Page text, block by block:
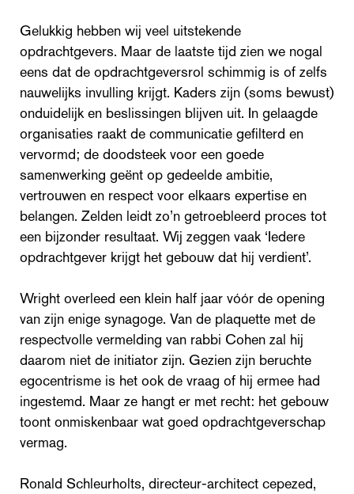
Gelukkig hebben wij veel uitstekende
opdrachtgevers. Maar de laatste tijd zien we nogal
eens dat de opdrachtgeversrol schimmig is of zelfs
nauwelijks invulling krijgt. Kaders zijn (soms bewust)
onduidelijk en beslissingen blijven uit. In gelaagde
organisaties raakt de communicatie gefilterd en
vervormd; de doodsteek voor een goede
samenwerking geënt op gedeelde ambitie,
vertrouwen en respect voor elkaars expertise en
belangen. Zelden leidt zo’n getroebleerd proces tot
een bijzonder resultaat. Wij zeggen vaak ‘Iedere
opdrachtgever krijgt het gebouw dat hij verdient’.
Wright overleed een klein half jaar vóór de opening
van zijn enige synagoge. Van de plaquette met de
respectvolle vermelding van rabbi Cohen zal hij
daarom niet de initiator zijn. Gezien zijn beruchte
egocentrisme is het ook de vraag of hij ermee had
ingestemd. Maar ze hangt er met recht: het gebouw
toont onmiskenbaar wat goed opdrachtgeverschap
vermag.
Ronald Schleurholts, directeur-architect cepezed,